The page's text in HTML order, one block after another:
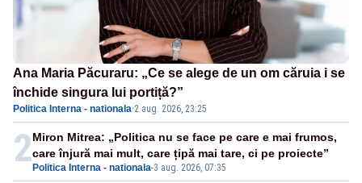
Ana Maria Păcuraru: „Ce se alege de un om căruia i se
închide singura lui portiță?”
Politica Interna - nationala·2 aug. 2026, 23:25
2 Politica Interna - nationala-3 aug. 2026, 07:35
Miron Mitrea: „Politica nu se face pe care e mai frumos,
care înjură mai mult, care țipă mai tare, ci pe proiecte”